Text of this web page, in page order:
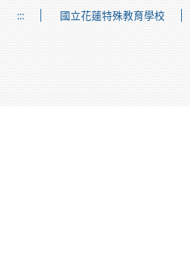
::: 國立花蓮特殊教育學校